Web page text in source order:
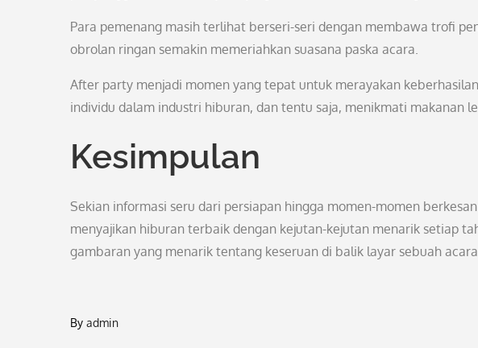
Para pemenang masih terlihat berseri-seri dengan membawa trofi
obrolan ringan semakin memeriahkan suasana paska acara.
After party menjadi momen yang tepat untuk merayakan
individu dalam industri hiburan, dan tentu saja, menikmati makanan
Kesimpulan
Sekian informasi seru dari persiapan hingga momen-momen
menyajikan hiburan terbaik dengan kejutan-kejutan menarik setiap
gambaran yang menarik tentang keseruan di balik layar sebuah
By admin